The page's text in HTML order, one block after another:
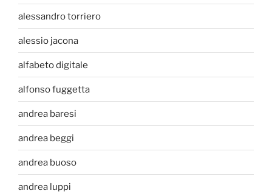
alessandro torriero
alessio jacona
alfabeto digitale
alfonso fuggetta
andrea baresi
andrea beggi
andrea buoso
andrea luppi